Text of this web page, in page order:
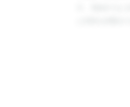
す。登録する
と回答を閲覧